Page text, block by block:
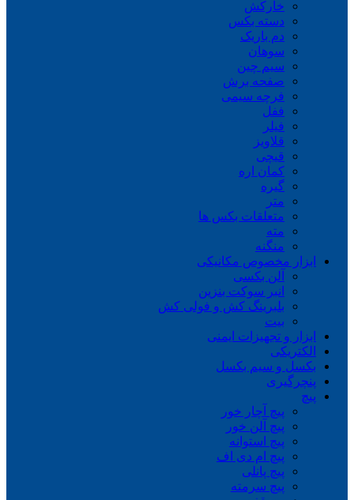
خارکش
دسته بکس
دم باریک
سوهان
سیم چین
صفحه برش
فرچه سیمی
ففل
فیلر
قلاویز
قیچی
کمان اره
گیره
متر
متعلقات بکس ها
مته
منگنه
ابزار مخصوص مکانیکی
آلن بکسی
انبر سوکت بنزین
بلبرینگ کش و فولی کش
بیت
ابزار و تجهیزات ایمنی
الکتریکی
بکسل و سیم بکسل
پنچرگیری
پیچ
پیچ آچار خور
پیچ آلن خور
پیچ استوانه
پیچ ام دی اف
پیچ پانلی
پیچ سرمته